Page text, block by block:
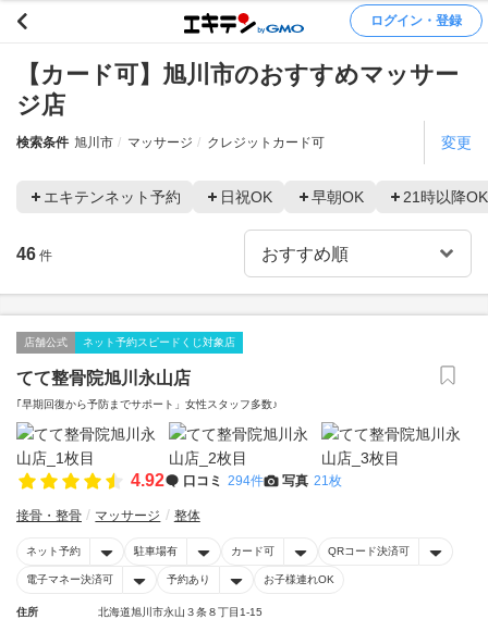
ログイン・登録
【カード可】旭川市のおすすめマッサー
ジ店
検索条件 旭川市 マッサージ クレジットカード可 変更
エキテンネット予約 日祝OK 早朝OK 21時以降OK
46 件
店舗公式 ネット予約スピードくじ対象店
てて整骨院旭川永山店
｢早期回復から予防までサポート」女性スタッフ多数♪
4.92 口コミ 294件 写真 21枚
接骨・整骨 マッサージ 整体
ネット予約 駐車場有 カード可 QRコード決済可
電子マネー決済可 予約あり お子様連れOK
住所
北海道旭川市永山３条８丁目1-15